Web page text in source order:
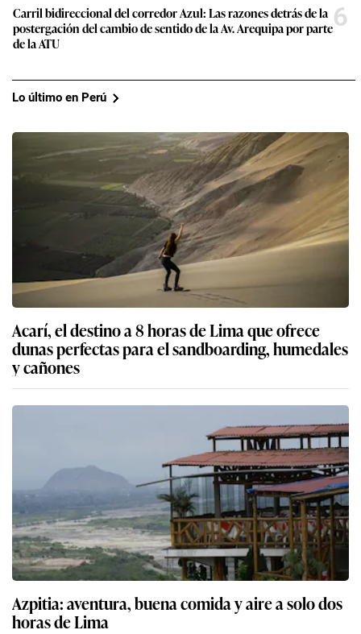
Carril bidireccional del corredor Azul: Las razones detrás de la
postergación del cambio de sentido de la Av. Arequipa por parte
de la ATU
6
Lo último en Perú
Acarí, el destino a 8 horas de Lima que ofrece
dunas perfectas para el sandboarding, humedales
y cañones
Azpitia: aventura, buena comida y aire a solo dos
horas de Lima